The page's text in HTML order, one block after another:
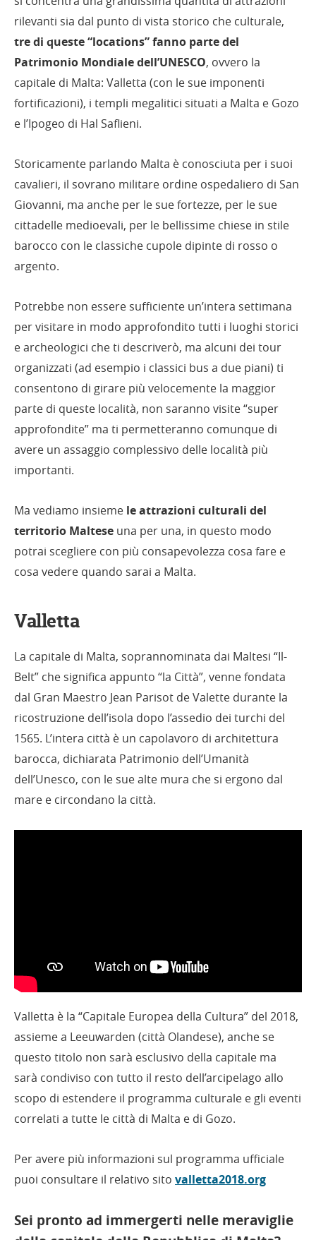
rilevanti sia dal punto di vista storico che culturale,
tre di queste “locations” fanno parte del
Patrimonio Mondiale dell’UNESCO, ovvero la
capitale di Malta: Valletta (con le sue imponenti
fortificazioni), i templi megalitici situati a Malta e Gozo
e l’Ipogeo di Hal Saflieni.
Storicamente parlando Malta è conosciuta per i suoi
cavalieri, il sovrano militare ordine ospedaliero di San
Giovanni, ma anche per le sue fortezze, per le sue
cittadelle medioevali, per le bellissime chiese in stile
barocco con le classiche cupole dipinte di rosso o
argento.
Potrebbe non essere sufficiente un’intera settimana
per visitare in modo approfondito tutti i luoghi storici
e archeologici che ti descriverò, ma alcuni dei tour
organizzati (ad esempio i classici bus a due piani) ti
consentono di girare più velocemente la maggior
parte di queste località, non saranno visite “super
approfondite” ma ti permetteranno comunque di
avere un assaggio complessivo delle località più
importanti.
Ma vediamo insieme le attrazioni culturali del
territorio Maltese una per una, in questo modo
potrai scegliere con più consapevolezza cosa fare e
cosa vedere quando sarai a Malta.
Valletta
La capitale di Malta, soprannominata dai Maltesi “Il-
Belt” che significa appunto “la Città”, venne fondata
dal Gran Maestro Jean Parisot de Valette durante la
ricostruzione dell’isola dopo l’assedio dei turchi del
1565. L’intera città è un capolavoro di architettura
barocca, dichiarata Patrimonio dell’Umanità
dell’Unesco, con le sue alte mura che si ergono dal
mare e circondano la città.
Valletta è la “Capitale Europea della Cultura” del 2018,
assieme a Leeuwarden (città Olandese), anche se
questo titolo non sarà esclusivo della capitale ma
sarà condiviso con tutto il resto dell’arcipelago allo
scopo di estendere il programma culturale e gli eventi
correlati a tutte le città di Malta e di Gozo.
Per avere più informazioni sul programma ufficiale
puoi consultare il relativo sito valletta2018.org
Sei pronto ad immergerti nelle meraviglie